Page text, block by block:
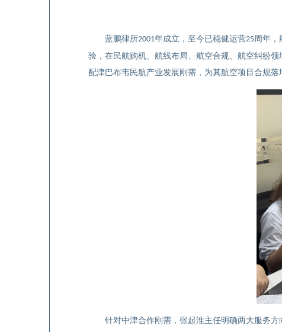
蓝鹏律所2001年成立，至今已稳健运营25周年，
验，在民航购机、航线布局、航空合规、航空纠纷
配津巴布韦民航产业发展刚需，为其航空项目合规落
针对中津合作刚需，张起淮主任明确两大服务